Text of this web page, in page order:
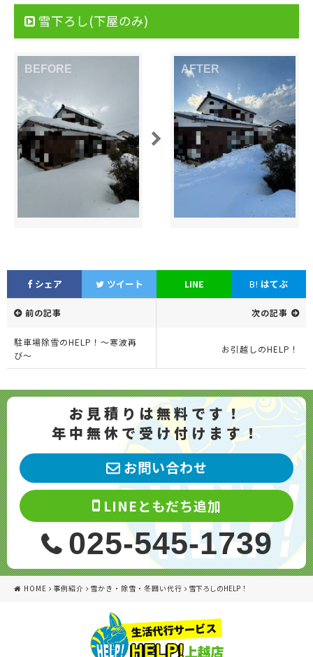
雪下ろし(下屋のみ)
シェア ツイート LINE B! はてぶ
前の記事
駐車場除雪のHELP！〜寒波再
び〜
次の記事
お引越しのHELP！
お見積りは無料です！
年中無休で受け付けます！
お問い合わせ
LINEともだち追加
025-545-1739
HOME 事例紹介 雪かき・除雪・冬囲い代行 雪下ろしのHELP！